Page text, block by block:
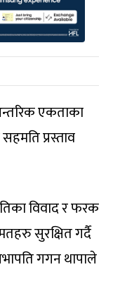
एकताका
प्रस्ताव
विवाद र फरक
सुरक्षित गर्दै
गगन थापाले